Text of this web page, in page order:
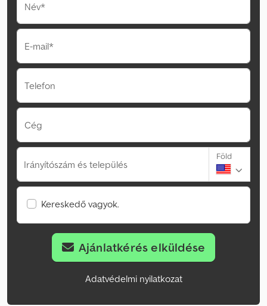
Név*
E-mail*
Telefon
Cég
Irányítószám és település
Föld
Kereskedő vagyok.
Ajánlatkérés elküldése
Adatvédelmi nyilatkozat